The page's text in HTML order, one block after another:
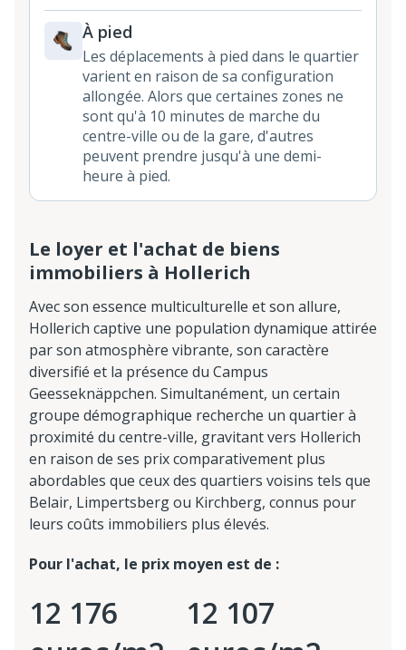
À pied
Les déplacements à pied dans le quartier
varient en raison de sa configuration
allongée. Alors que certaines zones ne
sont qu'à 10 minutes de marche du
centre-ville ou de la gare, d'autres
peuvent prendre jusqu'à une demi-
heure à pied.
Le loyer et l'achat de biens
immobiliers à Hollerich
Avec son essence multiculturelle et son allure,
Hollerich captive une population dynamique attirée
par son atmosphère vibrante, son caractère
diversifié et la présence du Campus
Geesseknäppchen. Simultanément, un certain
groupe démographique recherche un quartier à
proximité du centre-ville, gravitant vers Hollerich
en raison de ses prix comparativement plus
abordables que ceux des quartiers voisins tels que
Belair, Limpertsberg ou Kirchberg, connus pour
leurs coûts immobiliers plus élevés.
Pour l'achat, le prix moyen est de :
12 176
12 107